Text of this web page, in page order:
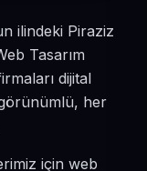
ilindeki Piraziz
Tasarım
dijital
her
için web